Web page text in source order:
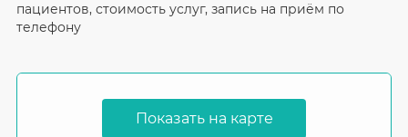
пациентов, стоимость услуг, запись на приём по
телефону
Показать на карте